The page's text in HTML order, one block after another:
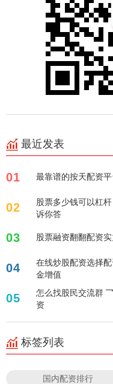
最近发表
01 最靠谱的按天配资
02
股票多少钱可以杠
诉你答
03 股票融资翻翻配资
04
在线炒股配资选择
金增值
05
怎么找股民交流群
资
标签列表
国内配资排行